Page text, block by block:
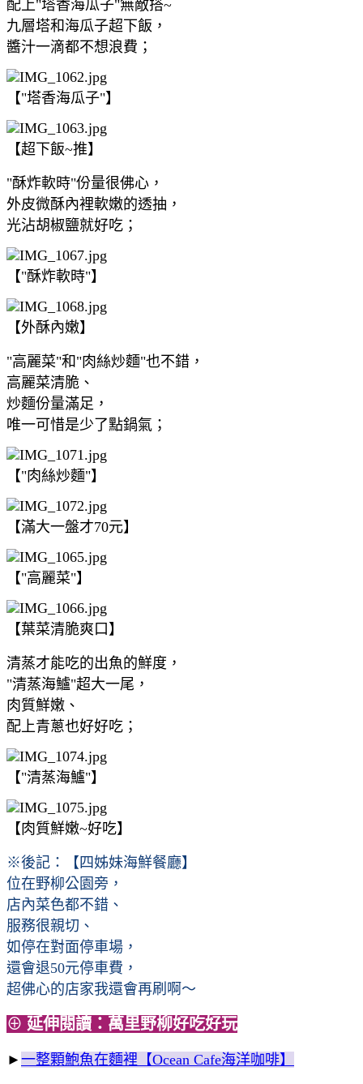
配上"塔香海瓜子"無敵搭~
九層塔和海瓜子超下飯，
醬汁一滴都不想浪費；
【"塔香海瓜子"】
【超下飯~推】
"酥炸軟時"份量很佛心，
外皮微酥內裡軟嫩的透抽，
光沾胡椒鹽就好吃；
【"酥炸軟時"】
【外酥內嫩】
"高麗菜"和"肉絲炒麵"也不錯，
高麗菜清脆、
炒麵份量滿足，
唯一可惜是少了點鍋氣；
【"肉絲炒麵"】
【滿大一盤才70元】
【"高麗菜"】
【葉菜清脆爽口】
清蒸才能吃的出魚的鮮度，
"清蒸海鱸"超大一尾，
肉質鮮嫩、
配上青蔥也好好吃；
【"清蒸海鱸"】
【肉質鮮嫩~好吃】
※後記：【四姊妹海鮮餐廳】
位在野柳公園旁，
店內菜色都不錯、
服務很親切、
如停在對面停車場，
還會退50元停車費，
超佛心的店家我還會再刷啊～
⊕ 延伸閱讀：萬里野柳好吃好玩
► 一整顆鮑魚在麵裡【Ocean Cafe海洋咖啡】